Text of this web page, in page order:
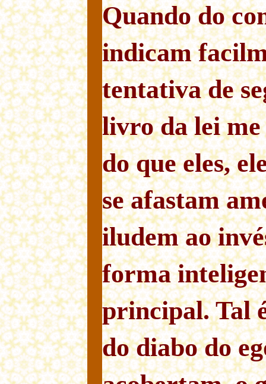
Quando do
indicam
tentativa de
livro da lei
do que eles,
se afastam
iludem ao
forma
principal. Tal
do diabo do